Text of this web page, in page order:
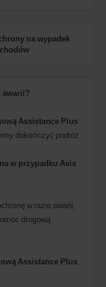
na wypadek
awarii?
Assistance Plus
dokończyć podróż.
w przypadku Avis
w razie awarii,
drogową
Assistance Plus